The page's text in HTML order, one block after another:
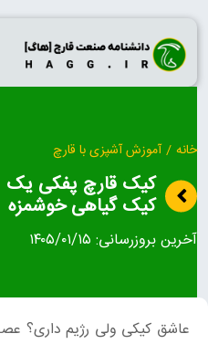
Skip
content
خانه / آموزش آشپزی با قارچ
کیک قارچ پفکی یک
کیک گیاهی خوشمزه
آخرین بروزرسانی: ۱۴۰۵/۰۱/۱۵
عاشق کیکی ولی رژیم داری؟